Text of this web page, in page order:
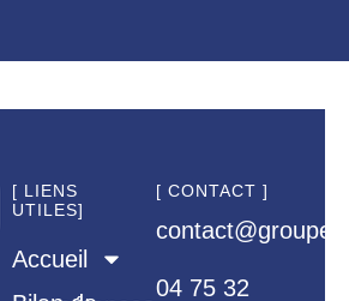
[ LIENS
UTILES]
Accueil
[ CONTACT ]
04 75 32